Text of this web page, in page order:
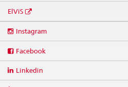
ElViS
media
Instagram
Facebook
Linkedin